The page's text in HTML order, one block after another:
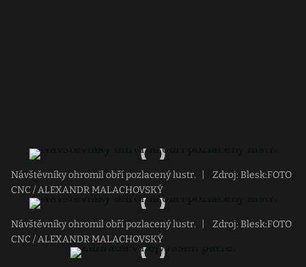
Návštěvníky ohromil obří pozlacený lustr.
Zdroj: Blesk:FOTO
CNC / ALEXANDR MALACHOVSKÝ
Návštěvníky ohromil obří pozlacený lustr.
Zdroj: Blesk:FOTO
CNC / ALEXANDR MALACHOVSKÝ